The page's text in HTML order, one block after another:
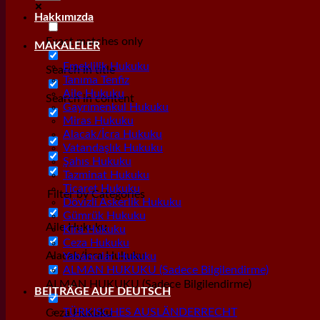
Exact matches only
Search in title
Search in content
Filter by Categories
Aile Hukuku
Alacak/İcra Hukuku
ALMAN HUKUKU (Sadece Bilgilendirme)
Ceza Hukuku
Hakkımızda
MAKALELER
Emeklilik Hukuku
Tanıma Tenfiz
Aile Hukuku
Gayrımenkul Hukuku
Miras Hukuku
Alacak/İcra Hukuku
Vatandaşlık Hukuku
Şahıs Hukuku
Tazminat Hukuku
Ticaret Hukuku
Dövizli Askerlik Hukuku
Gümrük Hukuku
Kira Hukuku
Ceza Hukuku
Yabancılar Hukuku
ALMAN HUKUKU (Sadece Bilgilendirme)
BEITRÄGE AUF DEUTSCH
TÜRKISCHES AUSLÄNDERRECHT